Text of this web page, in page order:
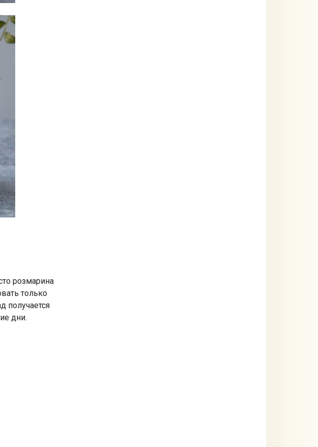
розмарина
только
получается
дни.